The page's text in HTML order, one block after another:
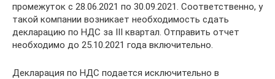
промежуток с 28.06.2021 по 30.09.2021. Соответственно, у
такой компании возникает необходимость сдать
декларацию по НДС за III квартал. Отправить отчет
необходимо до 25.10.2021 года включительно.
Декларация по НДС подается исключительно в